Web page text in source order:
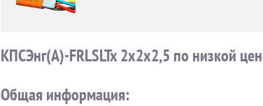
КПСЭнг(А)-FRLSLTx 2х2х2,5 по низкой
Общая информация: